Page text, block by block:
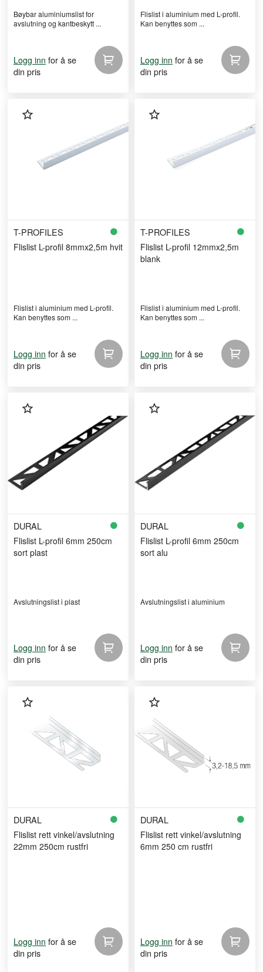
Bøybar aluminiumslist for
avslutning og kantbeskytt ...
Logg inn for å se
din pris
Flislist i aluminium med L-profil.
Kan benyttes som ...
Logg inn for å se
din pris
T-PROFILES
Flislist L-profil 8mmx2,5m hvit
Flislist i aluminium med L-profil.
Kan benyttes som ...
Logg inn for å se
din pris
T-PROFILES
Flislist L-profil 12mmx2,5m
blank
Flislist i aluminium med L-profil.
Kan benyttes som ...
Logg inn for å se
din pris
DURAL
Flislist L-profil 6mm 250cm
sort plast
Avslutningslist i plast
Logg inn for å se
din pris
DURAL
Flislist L-profil 6mm 250cm
sort alu
Avslutningslist i aluminium
Logg inn for å se
din pris
DURAL
Flislist rett vinkel/avslutning
22mm 250cm rustfri
Logg inn for å se
din pris
DURAL
Flislist rett vinkel/avslutning
6mm 250 cm rustfri
Logg inn for å se
din pris